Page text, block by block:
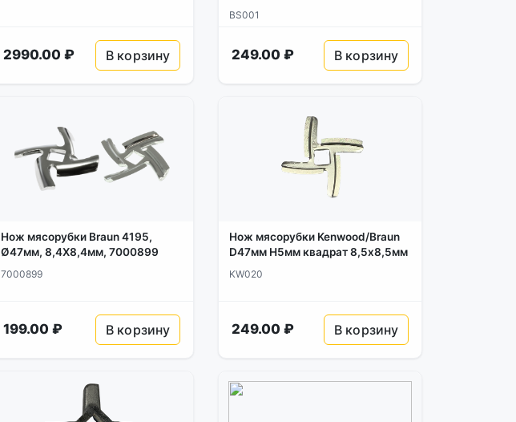
2990.00 ₽ В корзину
BS001
249.00 ₽ В корзину
Нож мясорубки Braun 4195,
Ø47мм, 8,4X8,4мм, 7000899
7000899
199.00 ₽ В корзину
Нож мясорубки Kenwood/Braun
D47мм H5мм квадрат 8,5х8,5мм
KW020
249.00 ₽ В корзину